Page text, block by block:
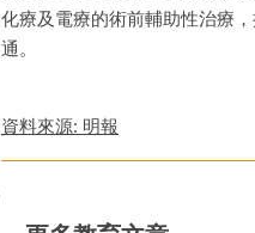
化療及電療的術前輔助性治療
通。
資料來源: 明報